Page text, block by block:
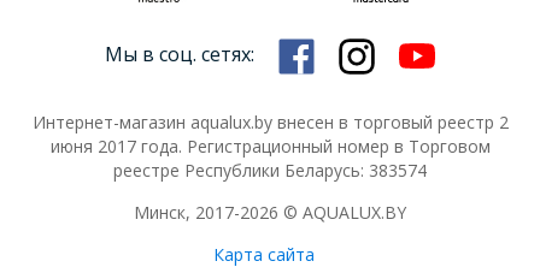
Мы в соц. сетях:
Интернет-магазин aqualux.by внесен в торговый реестр 2
июня 2017 года. Регистрационный номер в Торговом
реестре Республики Беларусь: 383574
Минск, 2017-2026 © AQUALUX.BY
Карта сайта